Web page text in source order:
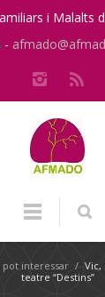
i Malalts
-
pot interessar / Vic,
teatre “Destins”